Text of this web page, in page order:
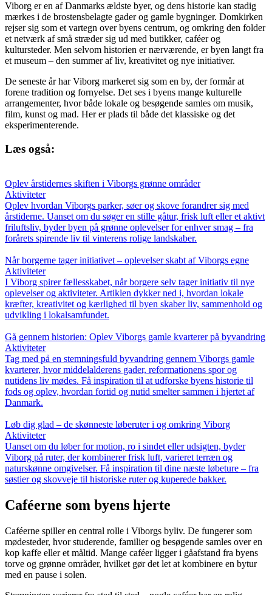
Viborg er en af Danmarks ældste byer, og dens historie kan stadig
mærkes i de brostensbelagte gader og gamle bygninger. Domkirken
rejser sig som et vartegn over byens centrum, og omkring den folder
et netværk af små stræder sig ud med butikker, caféer og
kultursteder. Men selvom historien er nærværende, er byen langt fra
et museum – den summer af liv, kreativitet og nye initiativer.
De seneste år har Viborg markeret sig som en by, der formår at
forene tradition og fornyelse. Det ses i byens mange kulturelle
arrangementer, hvor både lokale og besøgende samles om musik,
film, kunst og mad. Her er plads til både det klassiske og det
eksperimenterende.
Læs også:
Oplev årstidernes skiften i Viborgs grønne områder
Aktiviteter
Oplev hvordan Viborgs parker, søer og skove forandrer sig med
årstiderne. Uanset om du søger en stille gåtur, frisk luft eller et aktivt
friluftsliv, byder byen på grønne oplevelser for enhver smag – fra
forårets spirende liv til vinterens rolige landskaber.
Når borgerne tager initiativet – oplevelser skabt af Viborgs egne
Aktiviteter
I Viborg spirer fællesskabet, når borgere selv tager initiativ til nye
oplevelser og aktiviteter. Artiklen dykker ned i, hvordan lokale
kræfter, kreativitet og kærlighed til byen skaber liv, sammenhold og
udvikling i lokalsamfundet.
Gå gennem historien: Oplev Viborgs gamle kvarterer på byvandring
Aktiviteter
Tag med på en stemningsfuld byvandring gennem Viborgs gamle
kvarterer, hvor middelalderens gader, reformationens spor og
nutidens liv mødes. Få inspiration til at udforske byens historie til
fods og oplev, hvordan fortid og nutid smelter sammen i hjertet af
Danmark.
Løb dig glad – de skønneste løberuter i og omkring Viborg
Aktiviteter
Uanset om du løber for motion, ro i sindet eller udsigten, byder
Viborg på ruter, der kombinerer frisk luft, varieret terræn og
naturskønne omgivelser. Få inspiration til dine næste løbeture – fra
søstier og skovveje til historiske ruter og kuperede bakker.
Caféerne som byens hjerte
Caféerne spiller en central rolle i Viborgs byliv. De fungerer som
mødesteder, hvor studerende, familier og besøgende samles over en
kop kaffe eller et måltid. Mange caféer ligger i gåafstand fra byens
torve og grønne områder, hvilket gør det let at kombinere en bytur
med en pause i solen.